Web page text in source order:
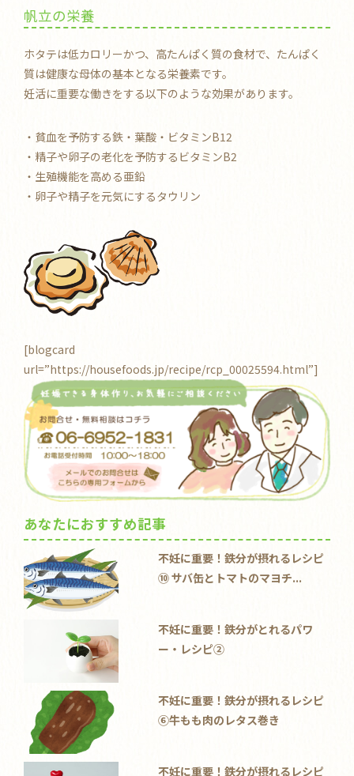
帆立の栄養
ホタテは低カロリーかつ、高たんぱく質の食材で、たんぱく
質は健康な母体の基本となる栄養素です。
妊活に重要な働きをする以下のような効果があります。
・貧血を予防する鉄・葉酸・ビタミンB12
・精子や卵子の老化を予防するビタミンB2
・生殖機能を高める亜鉛
・卵子や精子を元気にするタウリン
[blogcard
url=”https://housefoods.jp/recipe/rcp_00025594.html”]
あなたにおすすめ記事
不妊に重要！鉄分が摂れるレシピ
⑩ サバ缶とトマトのマヨチ...
不妊に重要！鉄分がとれるパワ
ー・レシピ②
不妊に重要！鉄分が摂れるレシピ
⑥牛もも肉のレタス巻き
不妊に重要！鉄分が摂れるレシピ